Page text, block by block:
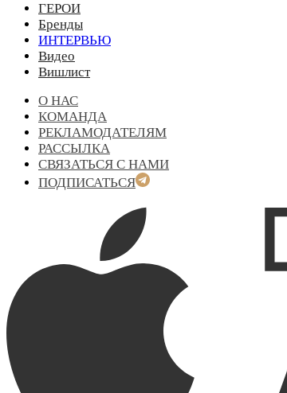
ГЕРОИ
Бренды
ИНТЕРВЬЮ
Видео
Вишлист
О НАС
КОМАНДА
РЕКЛАМОДАТЕЛЯМ
РАССЫЛКА
СВЯЗАТЬСЯ С НАМИ
ПОДПИСАТЬСЯ